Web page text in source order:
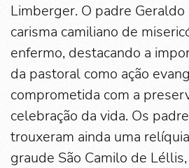
Limberger. O padre
carisma camiliano de
enfermo, destacando a
da pastoral como ação
comprometida com a
celebração da vida. Os
trouxeram ainda uma
graude São Camilo de